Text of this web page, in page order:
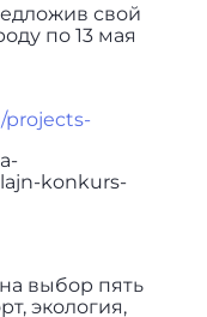
свой
по 13 мая
projects-
konkurs-
выбор пять
экология,